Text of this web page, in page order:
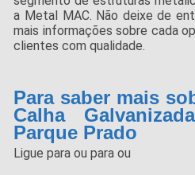
a Metal MAC. Não deixe de
mais informações sobre cada
clientes com qualidade.
Para saber mais
Calha
Parque Prado
Ligue paraou paraou